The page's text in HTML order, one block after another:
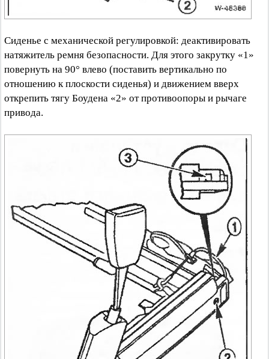
Сиденье с механической регулировкой: деактивировать
натяжитель ремня безопасности. Для этого закрутку «1»
повернуть на 90° влево (поставить вертикально по
отношению к плоскости сиденья) и движением вверх
открепить тягу Боудена «2» от противоопоры и рычаге
привода.